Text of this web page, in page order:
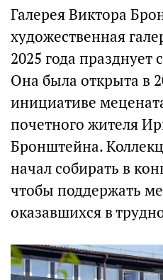
Галерея Виктора
художественная
2025 года празднует
Она была открыта в
инициативе
почетного жителя
Бронштейна.
начал собирать в
чтобы поддержать
оказавшихся в